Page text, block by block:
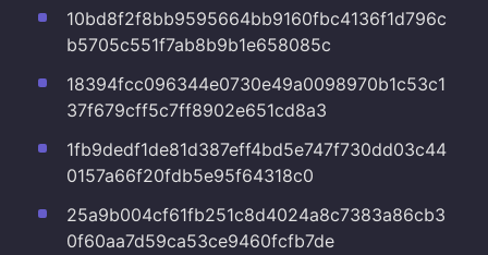
10bd8f2f8bb9595664bb9160fbc4136f1d796c
b5705c551f7ab8b9b1e658085c
18394fcc096344e0730e49a0098970b1c53c1
37f679cff5c7ff8902e651cd8a3
1fb9dedf1de81d387eff4bd5e747f730dd03c44
0157a66f20fdb5e95f64318c0
25a9b004cf61fb251c8d4024a8c7383a86cb3
0f60aa7d59ca53ce9460fcfb7de